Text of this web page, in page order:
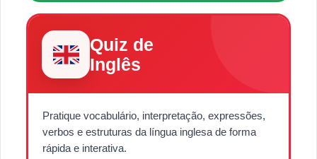
Quiz de
Inglês
Pratique vocabulário, interpretação, expressões,
verbos e estruturas da língua inglesa de forma
rápida e interativa.